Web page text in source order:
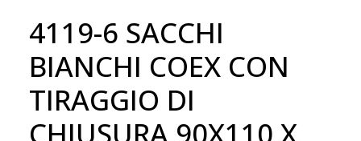
Ricerca
4119-6 SACCHI
BIANCHI COEX CON
TIRAGGIO DI
CHIUSURA 90X110 X